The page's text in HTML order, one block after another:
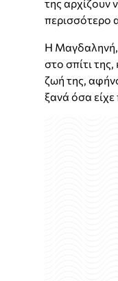
της αρχίζουν
περισσότερο
Η Μαγδαληνή,
στο σπίτι
ζωή της,
ξανά όσα είχε